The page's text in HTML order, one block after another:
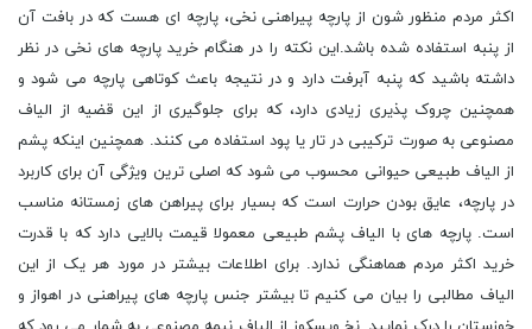
اکثر مردم منظور شون از پارچه پیراهنی نخی، پارچه ای هست که در بافت آن
از پنبه استفاده شده باشد.این نکته را در هنگام خرید پارچه های نخی در نظر
داشته باشید که پنبه آبرفت دارد و در نتیجه باعث کوتاهی پارچه می شود و
همچنین چروک پذیری زیادی دارد، که برای جلوگیری از این قضیه از الیاف
مصنوعی به صورت ترکیبی در تار یا پود استفاده می کنند. همچنین اینکه پشم
از الیاف طبیعی حیوانی محسوب می شود که اصلی ترین ویژگی آن برای کاربرد
در پارچه، عایق بودن حرارت است که بسیار برای پیراهن های زمستانه مناسب
است. پارچه های با الیاف پشم طبیعی معمولا قیمت بالایی دارد که با قدرت
خرید اکثر مردم هماهنگی ندارد. برای اطلاعات بیشتر در مورد هر یک از این
الیاف مطالبی را بیان می کنیم تا بیشتر جنس پارچه های پیراهنی در اهواز و